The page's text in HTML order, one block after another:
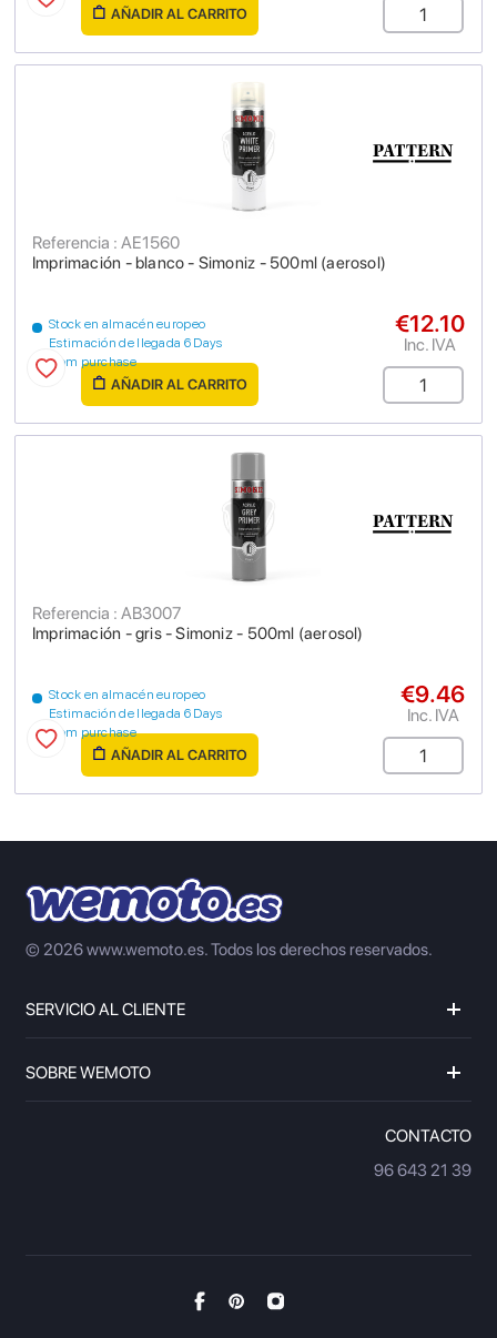
AÑADIR AL CARRITO
Imprimación - blanco - Simoniz - 500ml (aerosol)
Referencia : AE1560
Stock en almacén europeo
Estimación de llegada 6 Days
from purchase
€12.10
Inc. IVA
AÑADIR AL CARRITO
Imprimación - gris - Simoniz - 500ml (aerosol)
Referencia : AB3007
Stock en almacén europeo
Estimación de llegada 6 Days
from purchase
€9.46
Inc. IVA
AÑADIR AL CARRITO
© 2026 www.wemoto.es.Todos los derechos reservados.
SERVICIO AL CLIENTE
SOBRE WEMOTO
CONTACTO
96 643 21 39